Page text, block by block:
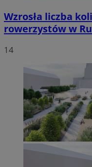
Wzrosła liczba
rowerzystów w
14